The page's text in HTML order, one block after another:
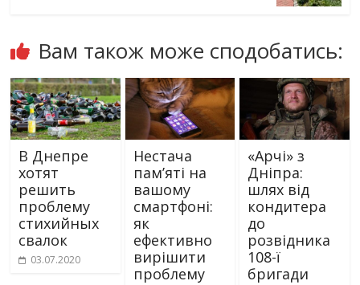
Вам також може сподобатись:
В Днепре
хотят
решить
проблему
стихийных
свалок
03.07.2020
Нестача
пам’яті на
вашому
смартфоні:
як
ефективно
вирішити
проблему
«Арчі» з
Дніпра:
шлях від
кондитера
до
розвідника
108-ї
бригади